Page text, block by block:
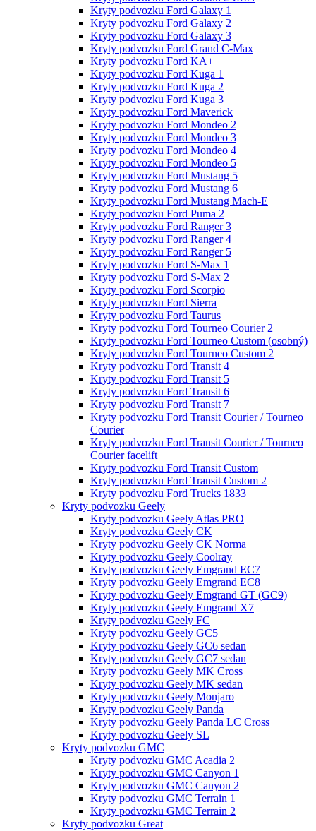
Kryty podvozku Ford Galaxy 1
Kryty podvozku Ford Galaxy 2
Kryty podvozku Ford Galaxy 3
Kryty podvozku Ford Grand C-Max
Kryty podvozku Ford KA+
Kryty podvozku Ford Kuga 1
Kryty podvozku Ford Kuga 2
Kryty podvozku Ford Kuga 3
Kryty podvozku Ford Maverick
Kryty podvozku Ford Mondeo 2
Kryty podvozku Ford Mondeo 3
Kryty podvozku Ford Mondeo 4
Kryty podvozku Ford Mondeo 5
Kryty podvozku Ford Mustang 5
Kryty podvozku Ford Mustang 6
Kryty podvozku Ford Mustang Mach-E
Kryty podvozku Ford Puma 2
Kryty podvozku Ford Ranger 3
Kryty podvozku Ford Ranger 4
Kryty podvozku Ford Ranger 5
Kryty podvozku Ford S-Max 1
Kryty podvozku Ford S-Max 2
Kryty podvozku Ford Scorpio
Kryty podvozku Ford Sierra
Kryty podvozku Ford Taurus
Kryty podvozku Ford Tourneo Courier 2
Kryty podvozku Ford Tourneo Custom (osobný)
Kryty podvozku Ford Tourneo Custom 2
Kryty podvozku Ford Transit 4
Kryty podvozku Ford Transit 5
Kryty podvozku Ford Transit 6
Kryty podvozku Ford Transit 7
Kryty podvozku Ford Transit Courier / Tourneo
Courier
Kryty podvozku Ford Transit Courier / Tourneo
Courier facelift
Kryty podvozku Ford Transit Custom
Kryty podvozku Ford Transit Custom 2
Kryty podvozku Ford Trucks 1833
Kryty podvozku Geely
Kryty podvozku Geely Atlas PRO
Kryty podvozku Geely CK
Kryty podvozku Geely CK Norma
Kryty podvozku Geely Coolray
Kryty podvozku Geely Emgrand EC7
Kryty podvozku Geely Emgrand EC8
Kryty podvozku Geely Emgrand GT (GC9)
Kryty podvozku Geely Emgrand X7
Kryty podvozku Geely FC
Kryty podvozku Geely GC5
Kryty podvozku Geely GC6 sedan
Kryty podvozku Geely GC7 sedan
Kryty podvozku Geely MK Cross
Kryty podvozku Geely MK sedan
Kryty podvozku Geely Monjaro
Kryty podvozku Geely Panda
Kryty podvozku Geely Panda LC Cross
Kryty podvozku Geely SL
Kryty podvozku GMC
Kryty podvozku GMC Acadia 2
Kryty podvozku GMC Canyon 1
Kryty podvozku GMC Canyon 2
Kryty podvozku GMC Terrain 1
Kryty podvozku GMC Terrain 2
Kryty podvozku Great